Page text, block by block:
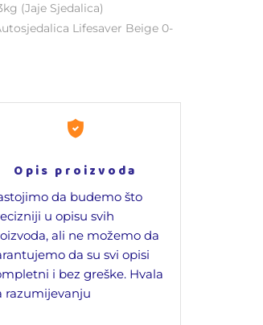
(jaje Sjedalica)
Lifesaver Beige 0-
Opis proizvoda
da budemo što
u opisu svih
ali ne možemo da
da su svi opisi
i bez greške. Hvala
razumijevanju